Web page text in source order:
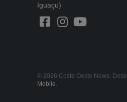
Iguaçu)
© 2026 Costa Oeste News.
Mobile